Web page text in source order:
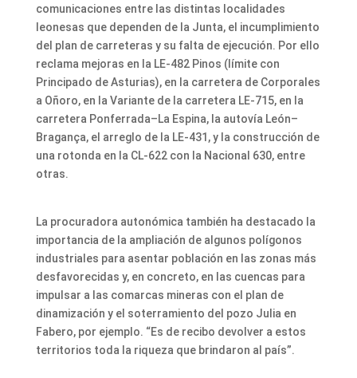
comunicaciones entre las distintas localidades
leonesas que dependen de la Junta, el incumplimiento
del plan de carreteras y su falta de ejecución. Por ello
reclama mejoras en la LE-482 Pinos (límite con
Principado de Asturias), en la carretera de Corporales
a Oñoro, en la Variante de la carretera LE-715, en la
carretera Ponferrada–La Espina, la autovía León–
Bragança, el arreglo de la LE-431, y la construcción de
una rotonda en la CL-622 con la Nacional 630, entre
otras.
La procuradora autonómica también ha destacado la
importancia de la ampliación de algunos polígonos
industriales para asentar población en las zonas más
desfavorecidas y, en concreto, en las cuencas para
impulsar a las comarcas mineras con el plan de
dinamización y el soterramiento del pozo Julia en
Fabero, por ejemplo. “Es de recibo devolver a estos
territorios toda la riqueza que brindaron al país”.